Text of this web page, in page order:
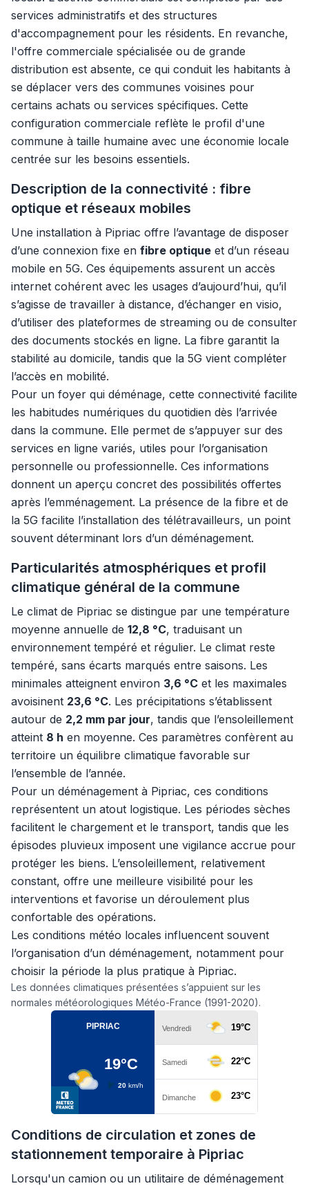
services administratifs et des structures
d'accompagnement pour les résidents. En revanche,
l'offre commerciale spécialisée ou de grande
distribution est absente, ce qui conduit les habitants à
se déplacer vers des communes voisines pour
certains achats ou services spécifiques. Cette
configuration commerciale reflète le profil d'une
commune à taille humaine avec une économie locale
centrée sur les besoins essentiels.
Description de la connectivité : fibre
optique et réseaux mobiles
Une installation à Pipriac offre l’avantage de disposer
d’une connexion fixe en fibre optique et d’un réseau
mobile en 5G. Ces équipements assurent un accès
internet cohérent avec les usages d’aujourd’hui, qu’il
s’agisse de travailler à distance, d’échanger en visio,
d’utiliser des plateformes de streaming ou de consulter
des documents stockés en ligne. La fibre garantit la
stabilité au domicile, tandis que la 5G vient compléter
l’accès en mobilité.
Pour un foyer qui déménage, cette connectivité facilite
les habitudes numériques du quotidien dès l’arrivée
dans la commune. Elle permet de s’appuyer sur des
services en ligne variés, utiles pour l’organisation
personnelle ou professionnelle. Ces informations
donnent un aperçu concret des possibilités offertes
après l’emménagement. La présence de la fibre et de
la 5G facilite l’installation des télétravailleurs, un point
souvent déterminant lors d’un déménagement.
Particularités atmosphériques et profil
climatique général de la commune
Le climat de Pipriac se distingue par une température
moyenne annuelle de 12,8 °C, traduisant un
environnement tempéré et régulier. Le climat reste
tempéré, sans écarts marqués entre saisons. Les
minimales atteignent environ 3,6 °C et les maximales
avoisinent 23,6 °C. Les précipitations s’établissent
autour de 2,2 mm par jour, tandis que l’ensoleillement
atteint 8 h en moyenne. Ces paramètres confèrent au
territoire un équilibre climatique favorable sur
l’ensemble de l’année.
Pour un déménagement à Pipriac, ces conditions
représentent un atout logistique. Les périodes sèches
facilitent le chargement et le transport, tandis que les
épisodes pluvieux imposent une vigilance accrue pour
protéger les biens. L’ensoleillement, relativement
constant, offre une meilleure visibilité pour les
interventions et favorise un déroulement plus
confortable des opérations.
Les conditions météo locales influencent souvent
l’organisation d’un déménagement, notamment pour
choisir la période la plus pratique à Pipriac.
Les données climatiques présentées s’appuient sur les
normales météorologiques Météo-France (1991-2020).
Conditions de circulation et zones de
stationnement temporaire à Pipriac
Lorsqu'un camion ou un utilitaire de déménagement